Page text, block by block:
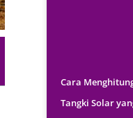
Cara
Tangki Solar